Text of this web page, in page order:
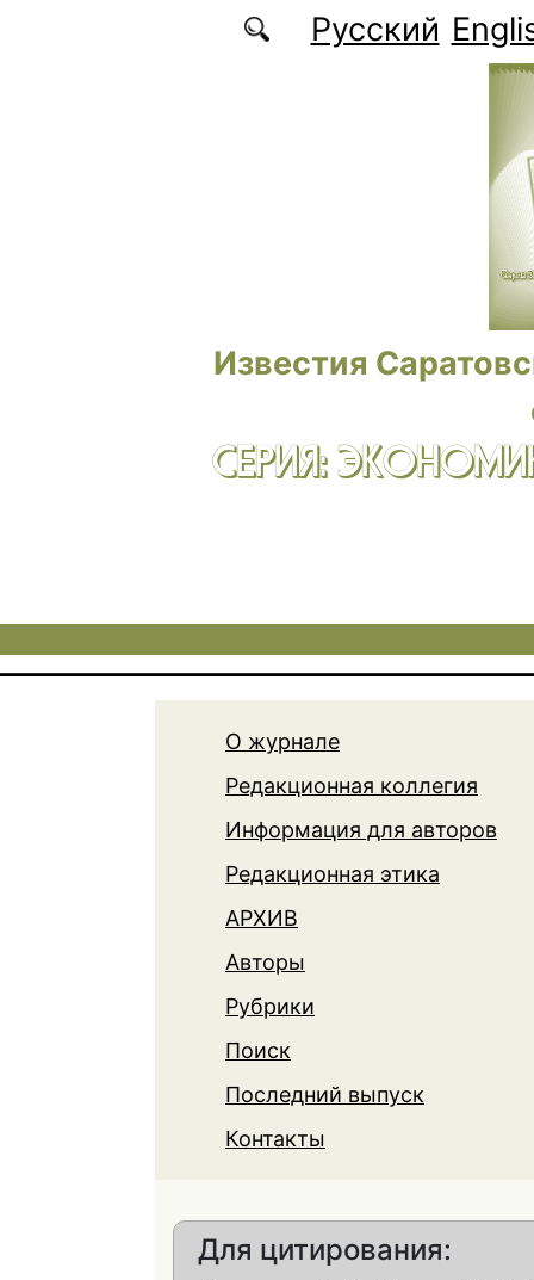
Перейти к основному содержаниюРусский
Известия
СЕРИЯ:
О журнале
Редакционная коллегия
Информация для авторов
Редакционная этика
АРХИВ
Авторы
Рубрики
Поиск
Последний выпуск
Контакты
Для цитирования: